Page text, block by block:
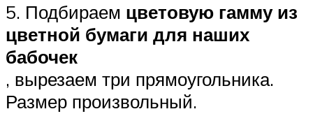
5. Подбираем цветовую гамму из
цветной бумаги для наших
бабочек
, вырезаем три прямоугольника.
Размер произвольный.